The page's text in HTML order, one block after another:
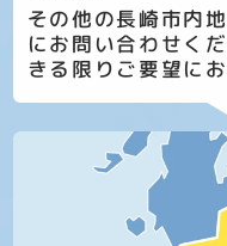
その他の長崎市内
にお問い合わせく
きる限りご要望に